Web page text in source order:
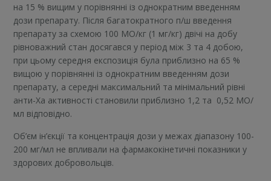
на 15 % вищим у порівнянні із однократним введенням
дози препарату. Після багатократного п/ш введення
препарату за схемою 100 МО/кг (1 мг/кг) двічі на добу
рівноважний стан досягався у період між 3 та 4 добою,
при цьому середня експозиція була приблизно на 65 %
вищою у порівнянні із однократним введенням дози
препарату, а середні максимальний та мінімальний рівні
анти-Ха активності становили приблизно 1,2 та 0,52 МО/
мл відповідно.
Об’єм ін’єкції та концентрація дози у межах діапазону 100-
200 мг/мл не впливали на фармакокінетичні показники у
здорових добровольців.